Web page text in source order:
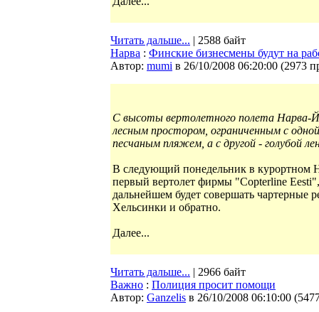
Читать дальше... | 2588 байт
Нарва : Финские бизнесмены будут на
Автор: mumi в 26/10/2008 06:20:00 (2973
С высоты вертолетного полета Нарва-
лесным простором, ограниченным с
песчаным пляжем, а с другой - голубой
В следующий понедельник в курортном
первый вертолет фирмы "Copterline
дальнейшем будет совершать чартерные
Хельсинки и обратно.
Далее...
Читать дальше... | 2966 байт
Важно : Полиция просит помощи
Автор: Ganzelis в 26/10/2008 06:10:00 (